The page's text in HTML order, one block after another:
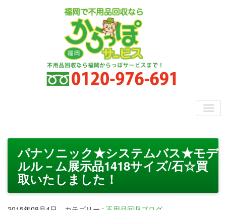
パナソニック★システムバス★モデ
ルル－ム展示品1418サイズ/石☆買
取いたしました！